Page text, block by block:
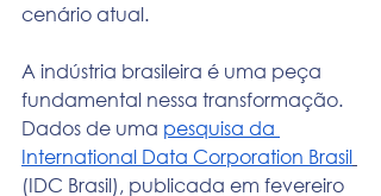
cenário atual.
A indústria brasileira é uma peça
fundamental nessa transformação.
Dados de uma pesquisa da
International Data Corporation Brasil
(IDC Brasil), publicada em fevereiro